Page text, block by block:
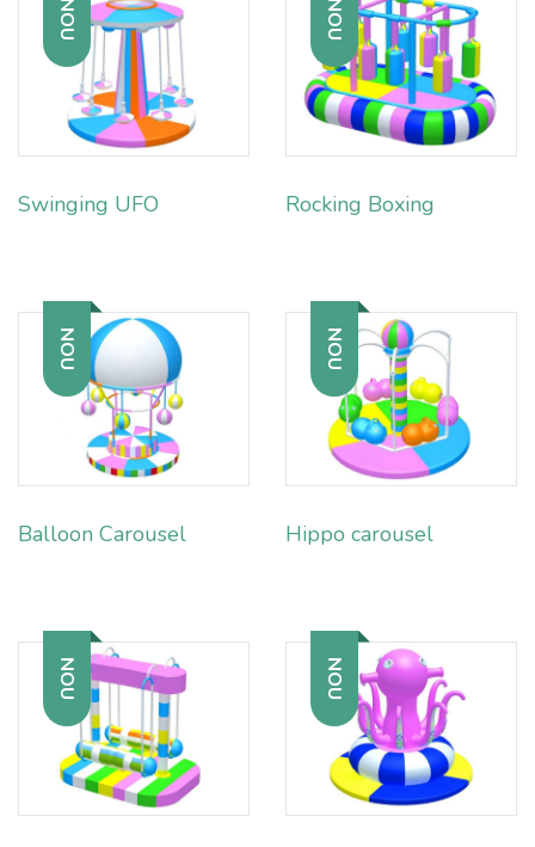
NOU
Swinging UFO
NOU
Rocking Boxing
NOU
Balloon Carousel
NOU
Hippo carousel
NOU NOU